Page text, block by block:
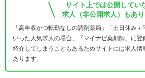
サイト上では公開してい
求人（非公開求人）もあ
「高年収かつ転勤なしの調剤薬局」「土日休み
いった人気求人の場合、「マイナビ薬剤師」に
紹介してしまうこともあるためサイトには求人情
あります。